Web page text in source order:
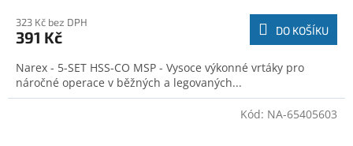
323 Kč bez DPH
391 Kč DO KOŠÍKU
Narex - 5-SET HSS-CO MSP - Vysoce výkonné vrtáky pro
náročné operace v běžných a legovaných...
Kód: NA-65405603